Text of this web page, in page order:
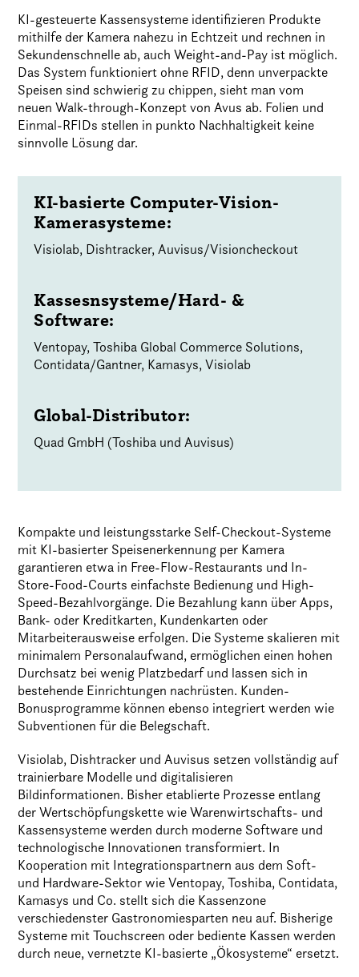
KI-gesteuerte Kassensysteme identifizieren Produkte
mithilfe der Kamera nahezu in Echtzeit und rechnen in
Sekundenschnelle ab, auch Weight-and-Pay ist möglich.
Das System funktioniert ohne RFID, denn unverpackte
Speisen sind schwierig zu chippen, sieht man vom
neuen Walk-through-Konzept von Avus ab. Folien und
Einmal-RFIDs stellen in punkto Nachhaltigkeit keine
sinnvolle Lösung dar.
KI-basierte Computer-Vision-
Kamerasysteme:
Visiolab, Dishtracker, Auvisus/Visioncheckout
Kassesnsysteme/Hard- &
Software:
Ventopay, Toshiba Global Commerce Solutions,
Contidata/Gantner, Kamasys, Visiolab
Global-Distributor:
Quad GmbH (Toshiba und Auvisus)
Kompakte und leistungsstarke Self-Checkout-Systeme
mit KI-basierter Speisenerkennung per Kamera
garantieren etwa in Free-Flow-Restaurants und In-
Store-Food-Courts einfachste Bedienung und High-
Speed-Bezahlvorgänge. Die Bezahlung kann über Apps,
Bank- oder Kreditkarten, Kundenkarten oder
Mitarbeiterausweise erfolgen. Die Systeme skalieren mit
minimalem Personalaufwand, ermöglichen einen hohen
Durchsatz bei wenig Platzbedarf und lassen sich in
bestehende Einrichtungen nachrüsten. Kunden-
Bonusprogramme können ebenso integriert werden wie
Subventionen für die Belegschaft.
Visiolab, Dishtracker und Auvisus setzen vollständig auf
trainierbare Modelle und digitalisieren
Bildinformationen. Bisher etablierte Prozesse entlang
der Wertschöpfungskette wie Warenwirtschafts- und
Kassensysteme werden durch moderne Software und
technologische Innovationen transformiert. In
Kooperation mit Integrationspartnern aus dem Soft-
und Hardware-Sektor wie Ventopay, Toshiba, Contidata,
Kamasys und Co. stellt sich die Kassenzone
verschiedenster Gastronomiesparten neu auf. Bisherige
Systeme mit Touchscreen oder bediente Kassen werden
durch neue, vernetzte KI-basierte „Ökosysteme“ ersetzt.